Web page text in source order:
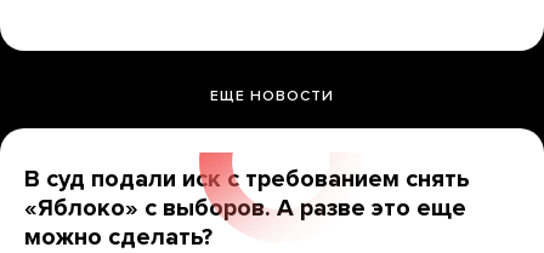
ЕЩЕ НОВОСТИ
В суд подали иск с требованием снять
«Яблоко» с выборов. А разве это еще
можно сделать?